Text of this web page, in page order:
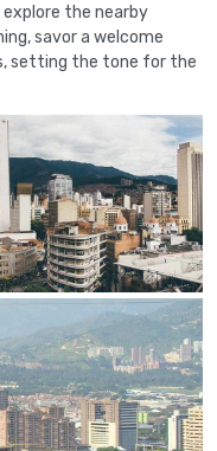
the nearby
savor a welcome
setting the tone for the